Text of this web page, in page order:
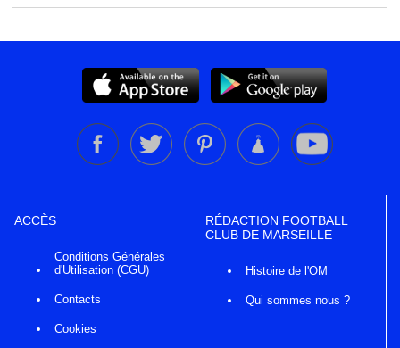
ACCÈS
Conditions Générales
d'Utilisation (CGU)
Contacts
Cookies
RÉDACTION FOOTBALL
CLUB DE MARSEILLE
Histoire de l'OM
Qui sommes nous ?